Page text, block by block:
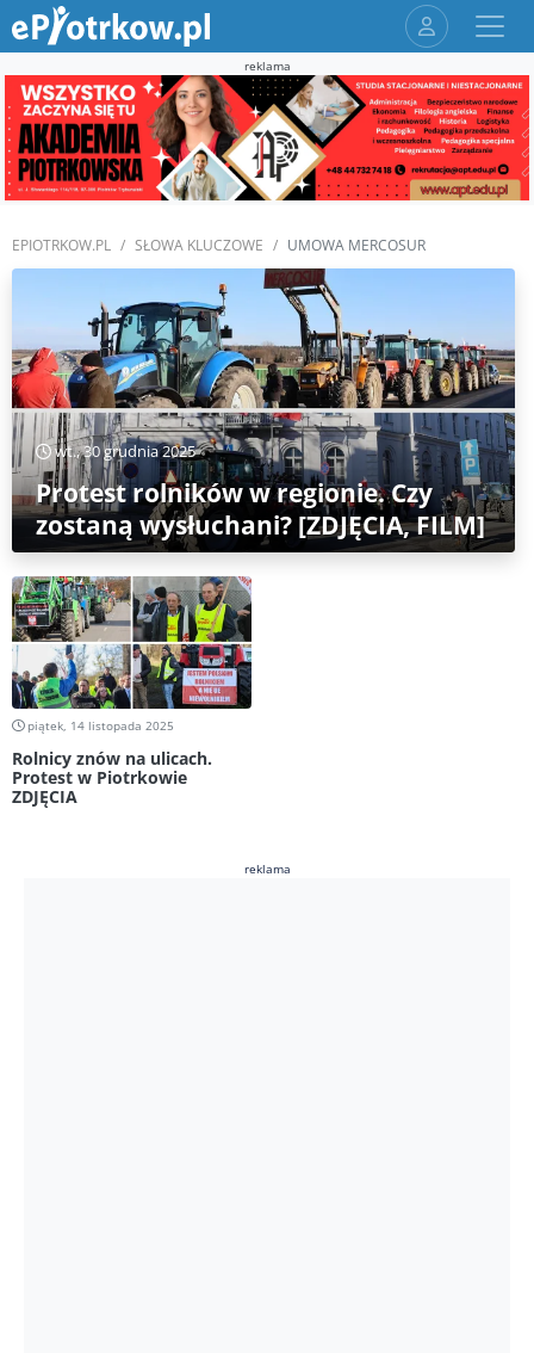
reklama
EPIOTRKOW.PL SŁOWA KLUCZOWE UMOWA MERCOSUR
wt., 30 grudnia 2025
Protest rolników w regionie. Czy
zostaną wysłuchani? [ZDJĘCIA, FILM]
piątek, 14 listopada 2025
Rolnicy znów na ulicach.
Protest w Piotrkowie
ZDJĘCIA
reklama